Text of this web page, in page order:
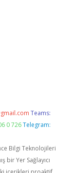
Teams:
0 726 Telegram:
Bilgi Teknolojileri
bir Yer Sağlayıcı